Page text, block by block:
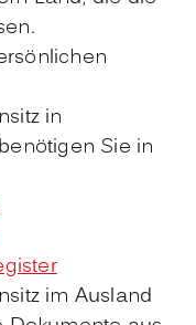
in
Sie in
im Ausland